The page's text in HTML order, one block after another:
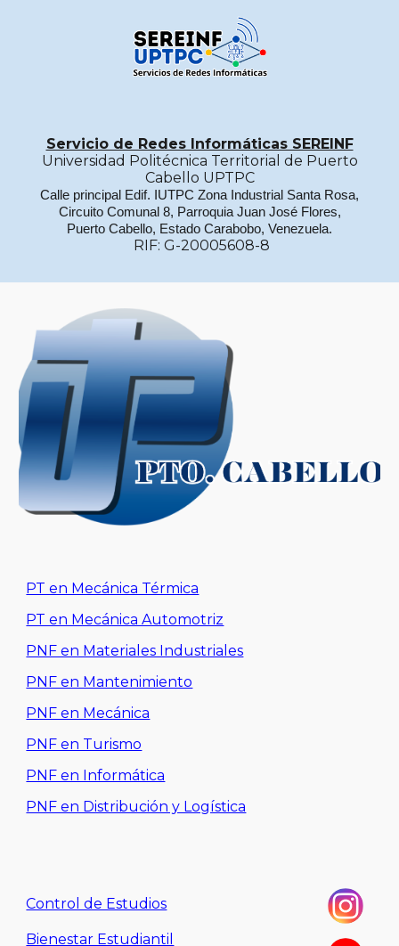
Servicio de Redes Informáticas SEREINF
Universidad Politécnica Territorial de Puerto
Cabello UPTPC
Calle principal Edif. IUTPC Zona Industrial Santa Rosa,
Circuito Comunal 8, Parroquia Juan José Flores,
Puerto Cabello, Estado Carabobo, Venezuela.
RIF: G-20005608-8
PT en Mecánica Térmica
PT en Mecánica Automotriz
PNF en Materiales Industriales
PNF en Mantenimiento
PNF en Mecánica
PNF en Turismo
PNF en Informática
PNF en Distribución y Logística
Control de Estudios
Bienestar Estudiantil